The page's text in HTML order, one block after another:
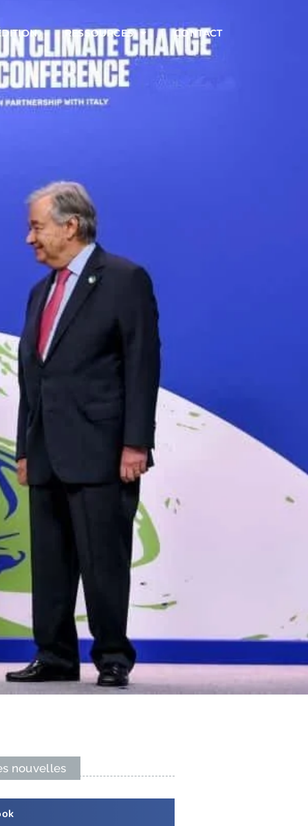
RESSOURCES CONTACT
nouvelles